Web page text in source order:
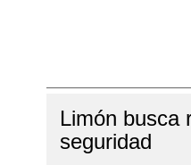
Limón busca
seguridad